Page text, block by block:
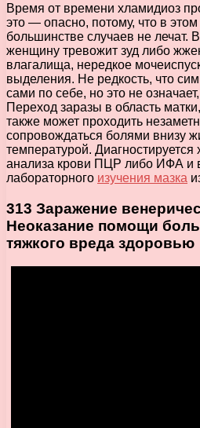
Время от времени хламидиоз
это — опасно, потому, что в этом
большинстве случаев не лечат.
женщину тревожит зуд либо
влагалища, нередкое
выделения. Не редкость, что
сами по себе, но это не
Переход заразы в область
также может проходить
сопровождаться болями внизу
температурой.
анализа крови ПЦР либо ИФА и
лабораторного изучения мазка
313 Заражение
Неоказание помощи
тяжкого вреда здоровью